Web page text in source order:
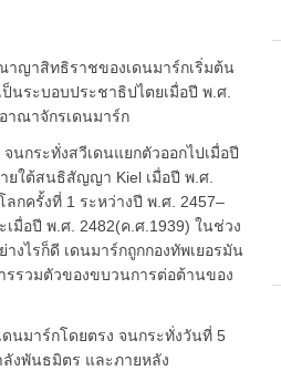
าญาสิทธิราชของเดนมาร์กเริ่มต้น
นระบอบประชาธิปไตยเมื่อปี พ.ศ.
าณาจักรเดนมาร์ก
นกระทั่งสวีเดนแยกตัวออกไปเมื่อปี
ยใต้สนธิสัญญา Kiel เมื่อปี พ.ศ.
กครั้งที่ 1 ระหว่างปี พ.ศ. 2457–
มื่อปี พ.ศ. 2482(ค.ศ.1939) ในช่วง
งไรก็ดี เดนมาร์กถูกกองทัพเยอรมัน
รรวมตัวของขบวนการต่อต้านของ
นมาร์กโดยตรง จนกระทั่งวันที่ 5
งพันธมิตร และภายหลัง